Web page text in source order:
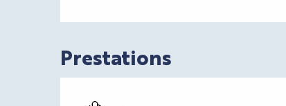
Prestations